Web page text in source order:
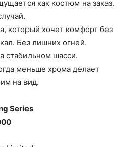
как костюм на заказ.
который хочет комфорт без
Без лишних огней.
стабильном шасси.
меньше хрома делает
на вид.
Series